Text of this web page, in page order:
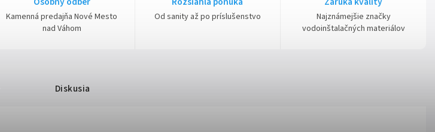
Kamenná predajňa Nové Mesto
nad Váhom
Od sanity až po príslušenstvo
Najznámejšie značky
vodoinštalačných materiálov
Diskusia